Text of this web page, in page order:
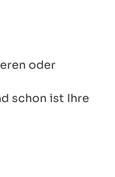
oder
schon ist Ihre